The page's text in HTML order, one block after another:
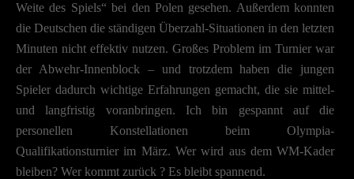
Weite des Spiels“ bei den Polen gesehen. Außerdem konnten
die Deutschen die ständigen Überzahl-Situationen in den letzten
Minuten nicht effektiv nutzen. Großes Problem im Turnier war
der Abwehr-Innenblock – und trotzdem haben die jungen
Spieler dadurch wichtige Erfahrungen gemacht, die sie mittel-
und langfristig voranbringen. Ich bin gespannt auf die
personellen Konstellationen beim Olympia-
Qualifikationsturnier im März. Wer wird aus dem WM-Kader
bleiben? Wer kommt zurück ? Es bleibt spannend.
Datenschutzeinstellungen
Essenziell (2)
Essenzielle Cookies ermöglichen grundlegende Funktionen und sind für die einwandfreie
Funktion der Website erforderlich.
Cookie-Informationen anzeigen
Datenschutzerklärung